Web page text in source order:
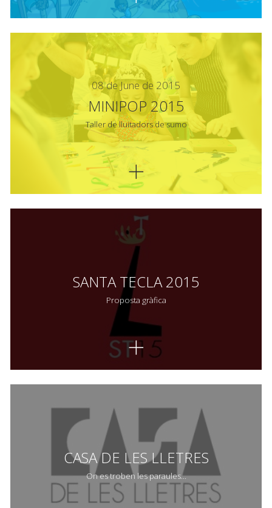
08 de June de 2015
MINIPOP 2015
Taller de lluitadors de sumo
SANTA TECLA 2015
Proposta gràfica
CASA DE LES LLETRES
On es troben les paraules...